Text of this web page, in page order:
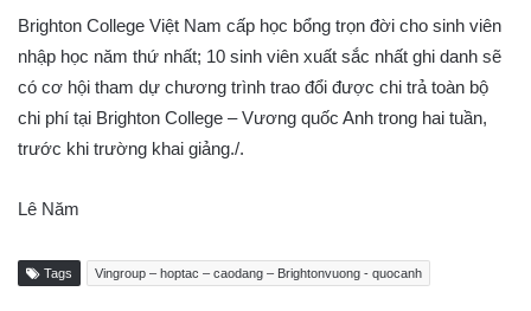
Brighton College Việt Nam cấp học bổng trọn đời cho sinh viên
nhập học năm thứ nhất; 10 sinh viên xuất sắc nhất ghi danh sẽ
có cơ hội tham dự chương trình trao đổi được chi trả toàn bộ
chi phí tại Brighton College – Vương quốc Anh trong hai tuần,
trước khi trường khai giảng./.
Lê Năm
Tags Vingroup – hoptac – caodang – Brightonvuong - quocanh